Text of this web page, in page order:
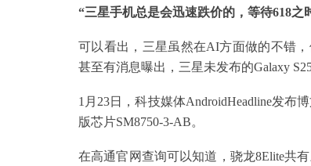
“三星手机总是会迅速跌价的，等待618之
可以看出，三星虽然在AI方面做的不错
甚至有消息曝出，三星未发布的Galaxy
1月23日，科技媒体AndroidHeadline发布
版芯片SM8750-3-AB。
在高通官网查询可以知道，骁龙8Elite共